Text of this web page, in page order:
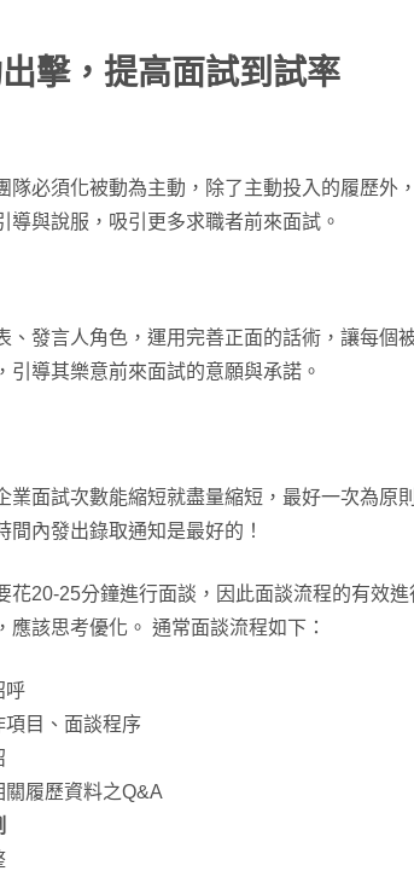
擊，提高面試到試率
隊必須化被動為主動，除了主動投入的履歷外
導與說服，吸引更多求職者前來面試。
、發言人角色，運用完善正面的話術，讓每個
引導其樂意前來面試的意願與承諾。
業面試次數能縮短就盡量縮短，最好一次為原
內發出錄取通知是最好的！
花20-25分鐘進行面談，因此面談流程的有效進
應該思考優化。 通常面談流程如下：
呼
項目、面談程序
履歷資料之Q&A